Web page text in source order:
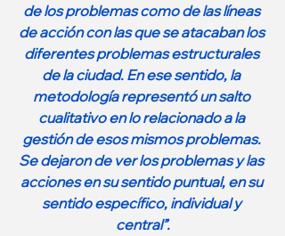
de los problemas como de las líneas
de acción con las que se atacaban los
diferentes problemas estructurales
de la ciudad. En ese sentido, la
metodología representó un salto
cualitativo en lo relacionado a la
gestión de esos mismos problemas.
Se dejaron de ver los problemas y las
acciones en su sentido puntual, en su
sentido específico, individual y
central”.